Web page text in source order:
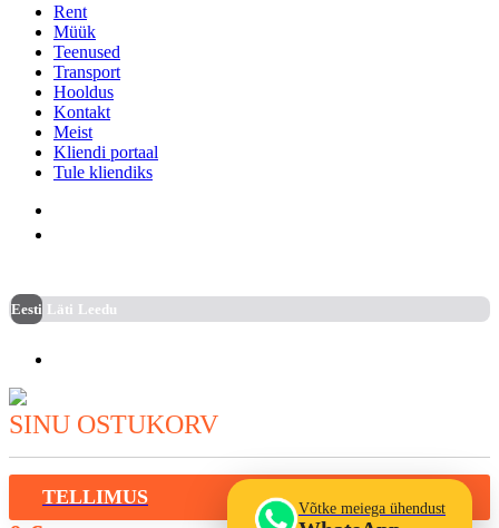
Võtke meiega ühendust
Rent
Müük
Teenused
Transport
Hooldus
Kontakt
Meist
Kliendi portaal
Tule kliendiks
Eesti Läti Leedu
SINU OSTUKORV
TELLIMUS